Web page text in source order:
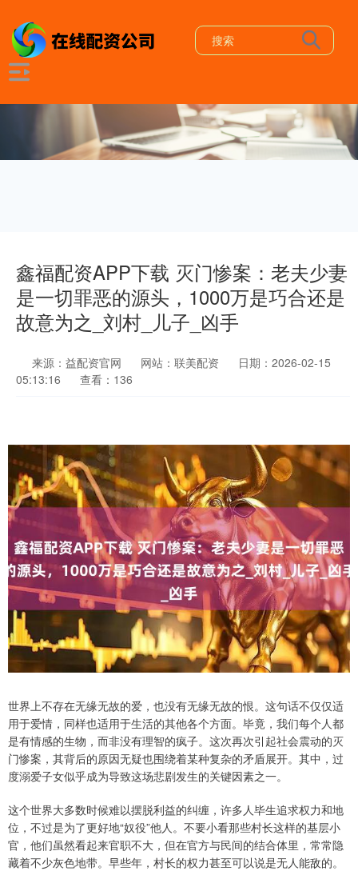
鑫福配资APP下载 灭门惨案：老夫少妻
是一切罪恶的源头，1000万是巧合还是
故意为之_刘村_儿子_凶手
来源：益配资官网 网站：联美配资
日期：2026-02-15
05:13:16
查看：136
世界上不存在无缘无故的爱，也没有无缘无故的恨。这句话不仅仅适
用于爱情，同样也适用于生活的其他各个方面。毕竟，我们每个人都
是有情感的生物，而非没有理智的疯子。这次再次引起社会震动的灭
门惨案，其背后的原因无疑也围绕着某种复杂的矛盾展开。其中，过
度溺爱子女似乎成为导致这场悲剧发生的关键因素之一。
这个世界大多数时候难以摆脱利益的纠缠，许多人毕生追求权力和地
位，不过是为了更好地“奴役”他人。不要小看那些村长这样的基层小
官，他们虽然看起来官职不大，但在官方与民间的结合体里，常常隐
藏着不少灰色地带。早些年，村长的权力甚至可以说是无人能敌的。